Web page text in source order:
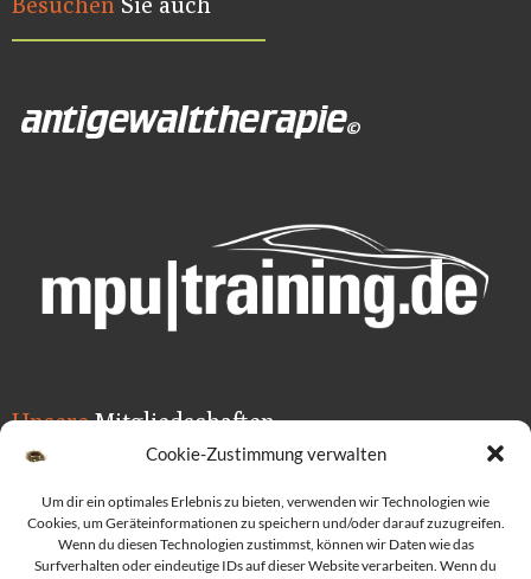
Cookie-Zustimmung verwalten
Um dir ein optimales Erlebnis zu bieten, verwenden wir Technologien wie
Cookies, um Geräteinformationen zu speichern und/oder darauf zuzugreifen.
Wenn du diesen Technologien zustimmst, können wir Daten wie das
Surfverhalten oder eindeutige IDs auf dieser Website verarbeiten. Wenn du
UnsereMitgliedschaften